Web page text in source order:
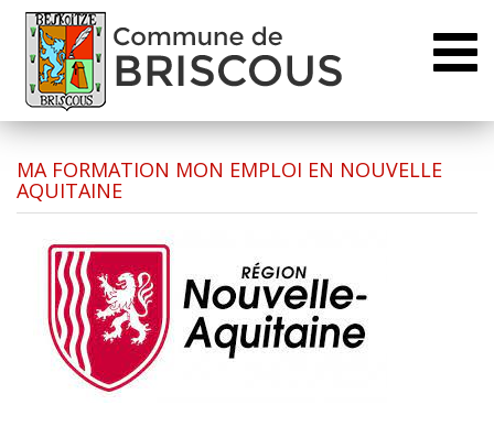
MA FORMATION MON EMPLOI EN NOUVELLE
AQUITAINE